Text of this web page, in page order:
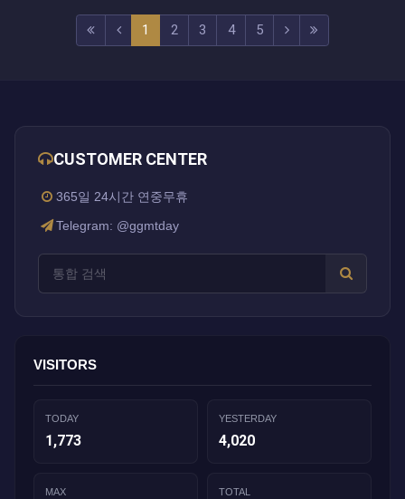
1 (current)
2 3 4 5 (next)
CUSTOMER CENTER
365일 24시간 연중무휴
Telegram: @ggmtday
VISITORS
TODAY
1,773
YESTERDAY
4,020
MAX TOTAL